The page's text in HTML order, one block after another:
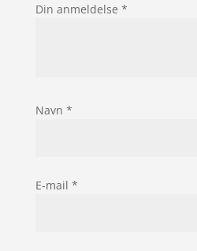
Din anmeldelse *
Navn *
E-mail *